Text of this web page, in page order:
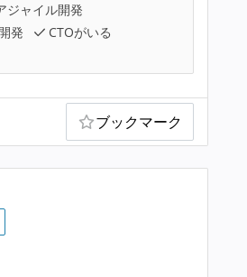
ジャイル開発
発
CTOがいる
ブックマーク